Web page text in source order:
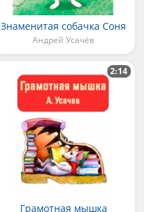
Знаменитая собачка Соня
Андрей Усачёв
Грамотная мышка
2:14